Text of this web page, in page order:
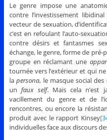
Le genre impose une
contre l’investissement
vecteur de sexuation,
c’est en refoulant l’auto-
contre désirs et fantasmes
échange, le genre, forme de
groupe en réclamant une
tournée vers l’extérieur et qui
lapersona, le masque social
unfaux self. Mais cela n’est
vacillement du genre et de
rencontres, ou encore la
produit avec le rapport Kinsey
individuelles face aux discours